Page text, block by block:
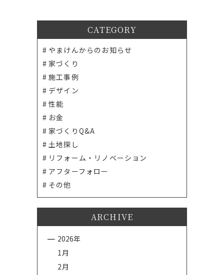
CATEGORY
やまけんからのお知らせ
家づくり
施工事例
デザイン
性能
お金
家づくりQ&A
土地探し
リフォーム・リノベーション
アフターフォロー
その他
ARCHIVE
2026年
1月
2月